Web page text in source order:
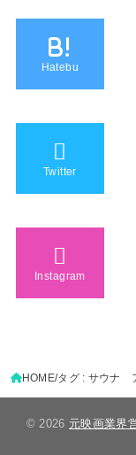
B!
Hatebu
Twitter
Instagram
HOME タグ : サウナ
© 2026 元映画業界